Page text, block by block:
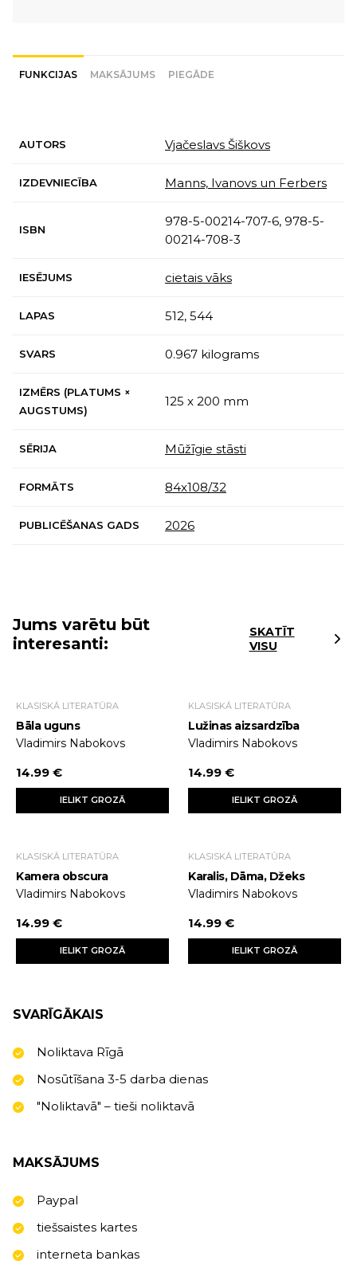
FUNKCIJAS MAKSĀJUMS PIEGĀDE
AUTORS Vjačeslavs Šiškovs
IZDEVNIECĪBA Manns, Ivanovs un Ferbers
ISBN
978-5-00214-707-6, 978-5-
00214-708-3
IESĒJUMS cietais vāks
LAPAS 512, 544
SVARS 0.967 kilograms
IZMĒRS (PLATUMS ×
AUGSTUMS)
125 x 200 mm
SĒRIJA Mūžīgie stāsti
FORMĀTS 84x108/32
PUBLICĒŠANAS GADS 2026
Jums varētu būt
interesanti:
SKATĪT
VISU
KLASISKĀ LITERATŪRA
Bāla uguns
Vladimirs Nabokovs
14.99 €
IELIKT GROZĀ
KLASISKĀ LITERATŪRA
Lužinas aizsardzība
Vladimirs Nabokovs
14.99 €
IELIKT GROZĀ
KLASISKĀ LITERATŪRA
Kamera obscura
Vladimirs Nabokovs
14.99 €
IELIKT GROZĀ
KLASISKĀ LITERATŪRA
Karalis, Dāma, Džeks
Vladimirs Nabokovs
14.99 €
IELIKT GROZĀ
SVARĪGĀKAIS
Noliktava Rīgā
Nosūtīšana 3-5 darba dienas
"Noliktavā" – tieši noliktavā
MAKSĀJUMS
Paypal
tiešsaistes kartes
interneta bankas